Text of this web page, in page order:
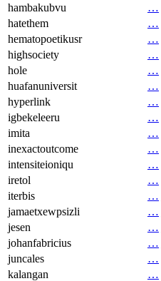
hambakubvu
…
hatethem
…
hematopoetikusr
…
highsociety
…
hole
…
huafanuniversit
…
hyperlink
…
igbekeleeru
…
imita
…
inexactoutcome
…
intensiteioniqu
…
iretol
…
iterbis
…
jamaetxewpsizli
…
jesen
…
johanfabricius
…
juncales
…
kalangan
…